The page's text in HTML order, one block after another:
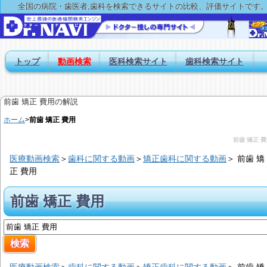
全国の病院・歯医者,歯科を検索できるサイトの比較、評価サイトです
トップ 動画検索 医科検索サイト 歯科検索サイト
前歯 矯正 費用の解説
ホーム>前歯 矯正 費用
前歯 矯正
医療動画検索＞歯科に関する動画＞矯正歯科に関する動画＞ 前歯 矯
正 費用
前歯 矯正 費用